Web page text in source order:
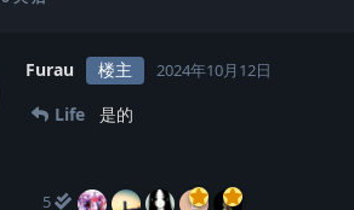
Furau 楼主 2024年10月12日
Life 是的
5 L